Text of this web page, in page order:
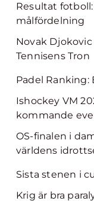
Resultat
målfördelning
Novak
Tennisens Tron
Padel
Ishockey VM
kommande
OS-finalen i
världens
Sista stenen i
Krig är bra